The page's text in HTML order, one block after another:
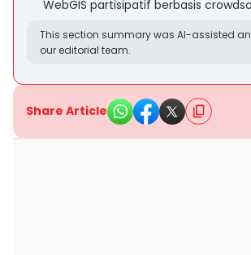
WebGIS partisipatif berbasis
This section summary was AI-assisted
our editorial team.
Share Article